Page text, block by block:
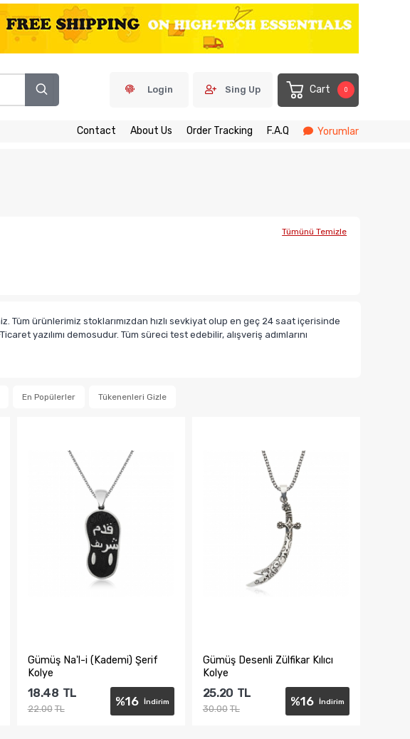
Login Sing Up Cart 0
Contact About Us Order Tracking F.A.Q Yorumlar
Tümünü Temizle
ürünlerimiz stoklarımızdan hızlı sevkiyat olup en geç 24 saat içerisinde
yazılımı demosudur. Tüm süreci test edebilir, alışveriş adımlarını
En Popülerler Tükenenleri Gizle
​Gümüş Na'l-i (Kademi) Şerif
Kolye
%16 İndirim
18.48 TL
22.00 TL
Gümüş Desenli Zülfikar Kılıcı
Kolye
%16 İndirim
25.20 TL
30.00 TL